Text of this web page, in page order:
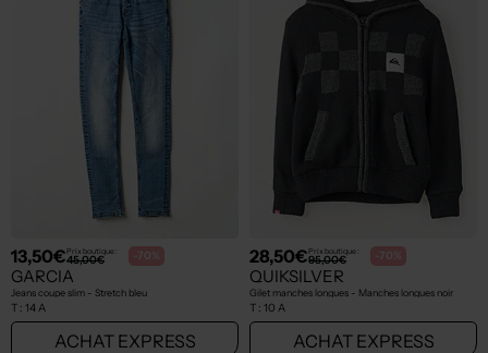
13,50€Prix boutique :
45,00€ -70%
GARCIA
Jeans coupe slim - Stretch bleu
T : 14 A
ACHAT EXPRESS
28,50€Prix boutique :
95,00€ -70%
QUIKSILVER
Gilet manches longues - Manches longues noir
T : 10 A
ACHAT EXPRESS